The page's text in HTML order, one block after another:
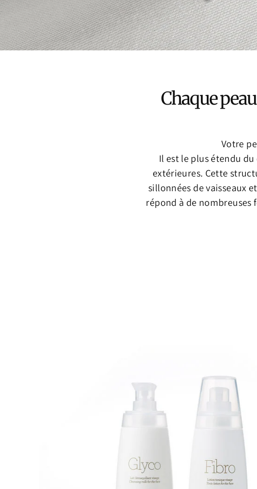
Chaque
Votre
Il est le plus étendu
extérieures. Cette
sillonnées de vaisseaux
répond à de nombreuses